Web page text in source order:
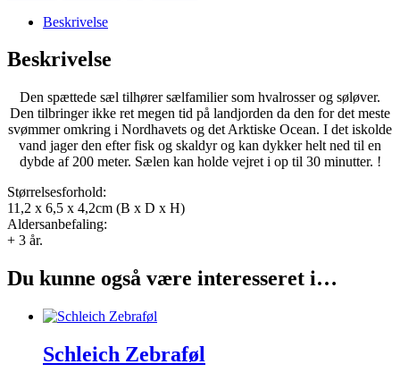
Beskrivelse
Beskrivelse
Den spættede sæl tilhører sælfamilier som hvalrosser og søløver.
Den tilbringer ikke ret megen tid på landjorden da den for det meste
svømmer omkring i Nordhavets og det Arktiske Ocean. I det iskolde
vand jager den efter fisk og skaldyr og kan dykker helt ned til en
dybde af 200 meter. Sælen kan holde vejret i op til 30 minutter. !
Størrelsesforhold:
11,2 x 6,5 x 4,2cm (B x D x H)
Aldersanbefaling:
+ 3 år.
Du kunne også være interesseret i…
Schleich Zebraføl